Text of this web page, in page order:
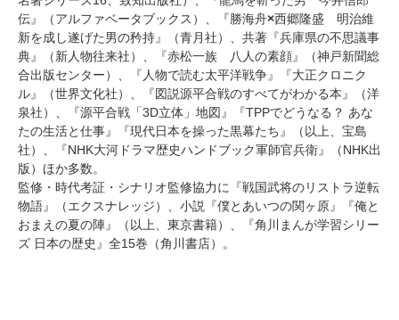
伝』（アルファベータブックス）、『勝海舟×西郷隆盛 明治維
新を成し遂げた男の矜持』（青月社）、共著『兵庫県の不思議事
典』（新人物往来社）、『赤松一族 八人の素顔』（神戸新聞総
合出版センター）、『人物で読む太平洋戦争』『大正クロニク
ル』（世界文化社）、『図説源平合戦のすべてがわかる本』（洋
泉社）、『源平合戦「3D立体」地図』『TPPでどうなる？ あな
たの生活と仕事』『現代日本を操った黒幕たち』（以上、宝島
社）、『NHK大河ドラマ歴史ハンドブック軍師官兵衛』（NHK出
版）ほか多数。
監修・時代考証・シナリオ監修協力に『戦国武将のリストラ逆転
物語』（エクスナレッジ）、小説『僕とあいつの関ヶ原』『俺と
おまえの夏の陣』（以上、東京書籍）、『角川まんが学習シリー
ズ 日本の歴史』全15巻（角川書店）。